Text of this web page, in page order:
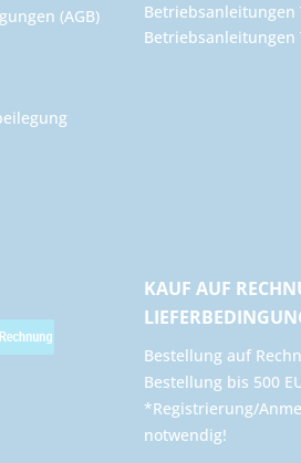
(AGB)
Betriebsanleitungen
Betriebsanleitungen
KAUF AUF
​Bestellung auf
Bestellung bis 500
*Registrierung/
notwendig!